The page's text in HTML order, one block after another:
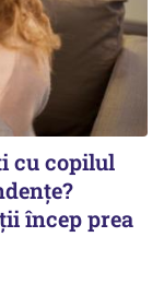
cu copilul
încep prea